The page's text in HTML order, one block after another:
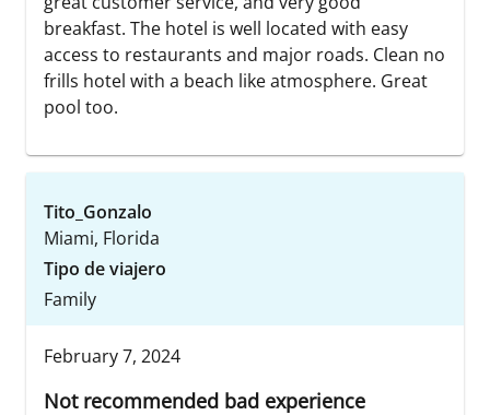
breakfast. The hotel is well located with easy
access to restaurants and major roads. Clean no
frills hotel with a beach like atmosphere. Great
pool too.
Tito_Gonzalo
Miami, Florida
Tipo de viajero
Family
February 7, 2024
Not recommended bad experience